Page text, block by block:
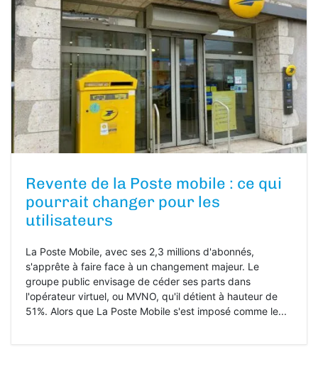
Revente de la Poste mobile : ce qui
pourrait changer pour les
utilisateurs
La Poste Mobile, avec ses 2,3 millions d'abonnés,
s'apprête à faire face à un changement majeur. Le
groupe public envisage de céder ses parts dans
l'opérateur virtuel, ou MVNO, qu'il détient à hauteur de
51%. Alors que La Poste Mobile s'est imposé comme le...